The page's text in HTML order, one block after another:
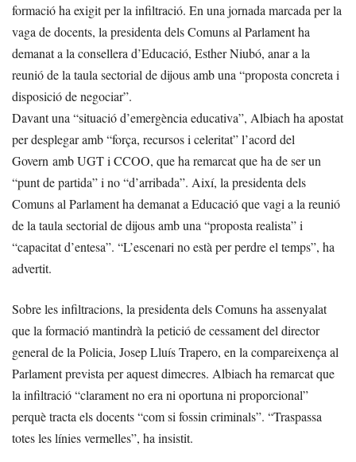
formació ha exigit per la infiltració. En una jornada marcada per la
vaga de docents, la presidenta dels Comuns al Parlament ha
demanat a la consellera d’Educació, Esther Niubó, anar a la
reunió de la taula sectorial de dijous amb una “proposta concreta i
disposició de negociar”.
Davant una “situació d’emergència educativa”, Albiach ha apostat
per desplegar amb “força, recursos i celeritat” l’acord del
Govern amb UGT i CCOO, que ha remarcat que ha de ser un
“punt de partida” i no “d’arribada”. Així, la presidenta dels
Comuns al Parlament ha demanat a Educació que vagi a la reunió
de la taula sectorial de dijous amb una “proposta realista” i
“capacitat d’entesa”. “L’escenari no està per perdre el temps”, ha
advertit.
Sobre les infiltracions, la presidenta dels Comuns ha assenyalat
que la formació mantindrà la petició de cessament del director
general de la Policia, Josep Lluís Trapero, en la compareixença al
Parlament prevista per aquest dimecres. Albiach ha remarcat que
la infiltració “clarament no era ni oportuna ni proporcional”
perquè tracta els docents “com si fossin criminals”. “Traspassa
totes les línies vermelles”, ha insistit.